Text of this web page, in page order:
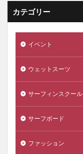
カテゴリー
イベント
ウェットスーツ
サーフィンスクール
サーフボード
ファッション